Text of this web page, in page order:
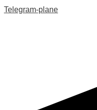
Telegram-plane